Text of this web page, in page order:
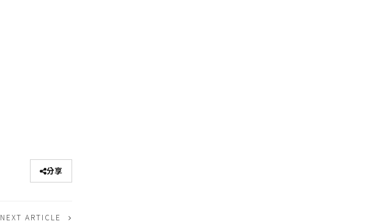
分享
NEXT ARTICLE